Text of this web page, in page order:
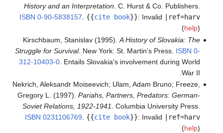
History and an Interpretation. C. Hurst & Co. Publishers.
ISBN 0-90-5838157. {{cite book}}: Invalid
|ref=harv
(help)
Kirschbaum, Stanislav (1995). A History of Slovakia: The
Struggle for Survival. New York: St. Martin's Press. ISBN 0-
312-10403-0. Entails Slovakia's involvement during World
War II.
Nekrich, Aleksandr Moiseevich; Ulam, Adam Bruno; Freeze,
Gregory L. (1997). Pariahs, Partners, Predators: German-
Soviet Relations, 1922-1941
. Columbia University Press.
ISBN 0231106769 {{cite book}}: Invalid
|ref=harv
(help)